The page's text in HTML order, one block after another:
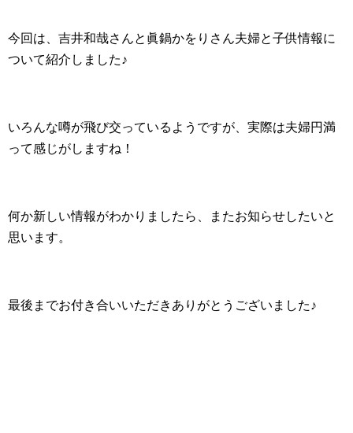
今回は、吉井和哉さんと眞鍋かをりさん夫婦と子供情報に
ついて紹介しました♪
いろんな噂が飛び交っているようですが、実際は夫婦円満
って感じがしますね！
何か新しい情報がわかりましたら、またお知らせしたいと
思います。
最後までお付き合いいただきありがとうございました♪